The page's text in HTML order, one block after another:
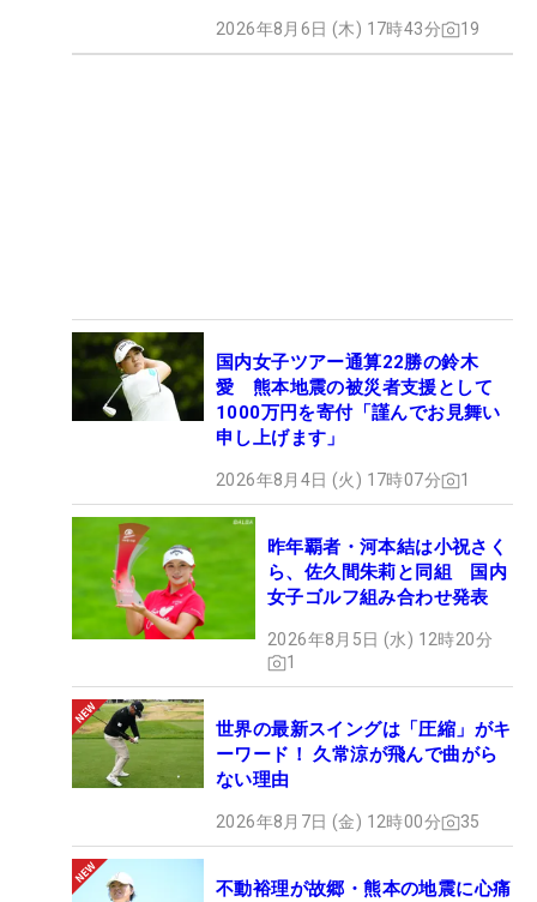
2026年8月6日 (木) 17時43分 19
国内女子ツアー通算22勝の鈴木
愛 熊本地震の被災者支援として
1000万円を寄付「謹んでお見舞い
申し上げます」
2026年8月4日 (火) 17時07分 1
昨年覇者・河本結は小祝さく
ら、佐久間朱莉と同組 国内
女子ゴルフ組み合わせ発表
2026年8月5日 (水) 12時20分
1
世界の最新スイングは「圧縮」がキ
ーワード！ 久常涼が飛んで曲がら
ない理由
2026年8月7日 (金) 12時00分 35
不動裕理が故郷・熊本の地震に心痛